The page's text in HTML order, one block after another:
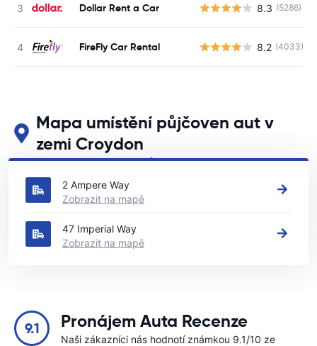
Dollar Rent a Car 8.3 (5286)
FireFly Car Rental 8.2 (4033)
Mapa umístění půjčoven aut v
zemi Croydon
Podívejte se na naše hlavní půjčovny aut v zemi Croydon
2 Ampere Way
Zobrazit na mapě
47 Imperial Way
Zobrazit na mapě
9.1 Pronájem Auta Recenze
Naši zákazníci nás hodnotí známkou 9.1/10 ze